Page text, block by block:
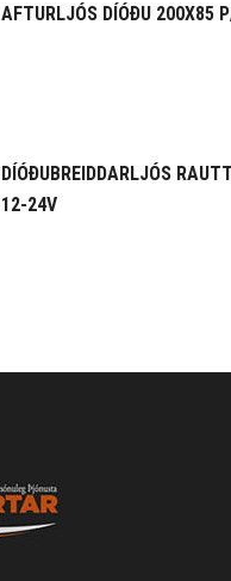
AFTURLJÓS DÍÓÐU 200X85
DÍÓÐUBREIDDARLJÓS
12-24V